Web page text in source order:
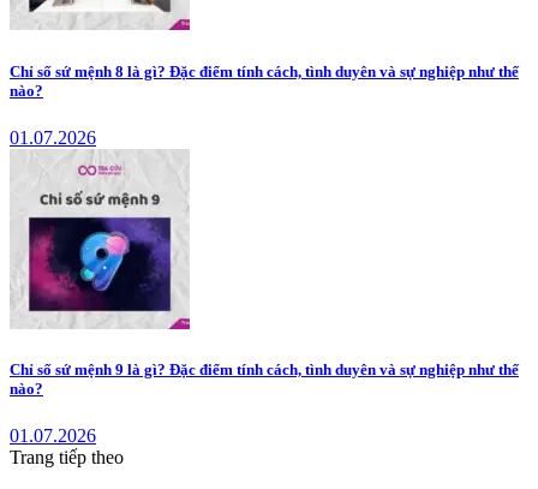
Chỉ số sứ mệnh 8 là gì? Đặc điểm tính cách, tình duyên và sự nghiệp như thế
nào?
01.07.2026
Chỉ số sứ mệnh 9 là gì? Đặc điểm tính cách, tình duyên và sự nghiệp như thế
nào?
01.07.2026
Trang tiếp theo